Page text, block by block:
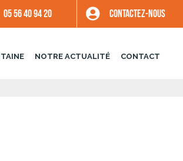
05 56 40 94 20 CONTACTEZ-NOUS
NOTRE ACTUALITÉ CONTACT